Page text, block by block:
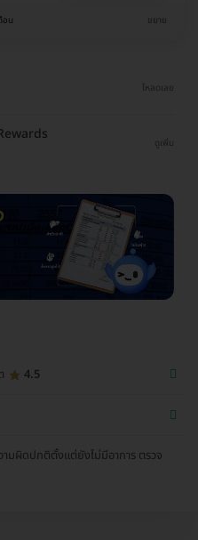
อน ขยาย
โหลดเลย
ดูเพิ่ม
4.5
มผิดปกติตั้งแต่ยังไม่มีอาการ ตรวจ